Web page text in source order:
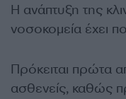
Η ανάπτυξη της
νοσοκομεία έχει
Πρόκειται πρώτα
ασθενείς, καθώς